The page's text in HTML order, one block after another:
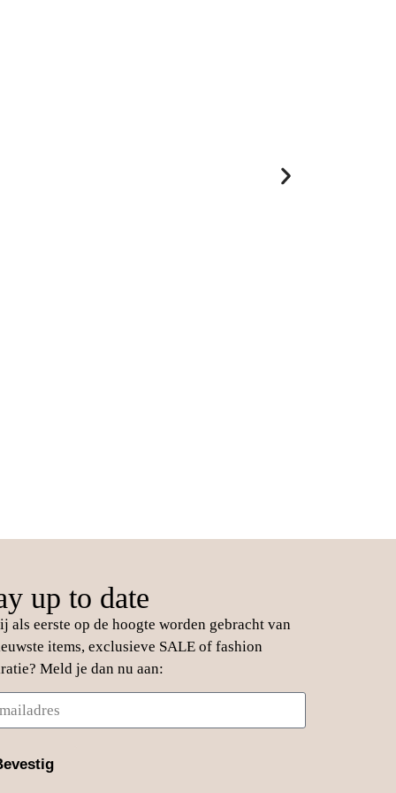
up to date
als eerste op de hoogte worden gebracht van
items, exclusieve SALE of fashion
Meld je dan nu aan: